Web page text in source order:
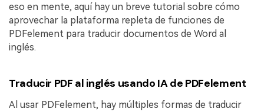
eso en mente, aquí hay un breve tutorial sobre cómo
aprovechar la plataforma repleta de funciones de
PDFelement para traducir documentos de Word al
inglés.
Traducir PDF al inglés usando IA de PDFelement
Al usar PDFelement, hay múltiples formas de traducir